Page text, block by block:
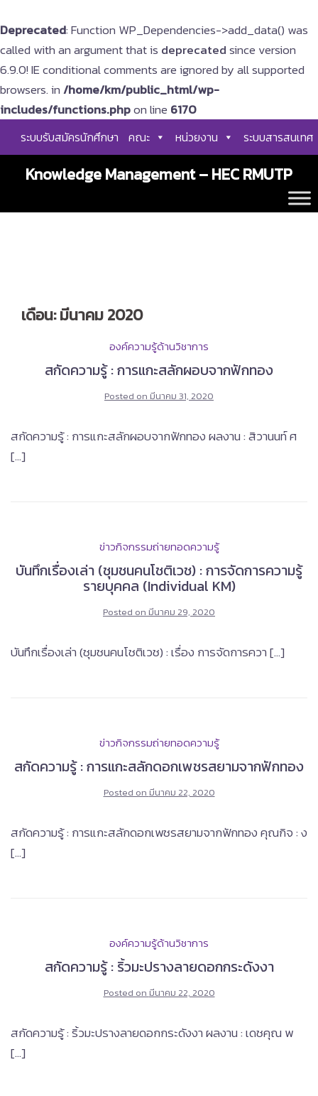
Deprecated: Function WP_Dependencies->add_data() was
called with an argument that is deprecatedsince version
6.9.0! IE conditional comments are ignored by all supported
browsers. in/home/km/public_html/wp-
includes/functions.phpon line 6170
content
ระบบรับสมัครนักศึกษา คณะ หน่วยงาน ระบบสารสนเทศ
Knowledge Management – HEC RMUTP
เดือน:มีนาคม 2020
องค์ความรู้ด้านวิชาการ
สกัดความรู้ : การแกะสลักผอบจากฟักทอง
Posted on มีนาคม 31, 2020
สกัดความรู้ : การแกะสลักผอบจากฟักทอง ผลงาน : สิวานนท์ ศ
[…]
ข่าวกิจกรรมถ่ายทอดความรู้
บันทึกเรื่องเล่า (ชุมชนคนโชติเวช) : การจัดการความรู้
รายบุคคล (Individual KM)
Posted on มีนาคม 29, 2020
บันทึกเรื่องเล่า (ชุมชนคนโชติเวช) : เรื่อง การจัดการควา […]
ข่าวกิจกรรมถ่ายทอดความรู้
สกัดความรู้ : การแกะสลักดอกเพชรสยามจากฟักทอง
Posted on มีนาคม 22, 2020
สกัดความรู้ : การแกะสลักดอกเพชรสยามจากฟักทอง คุณกิจ : ง
[…]
องค์ความรู้ด้านวิชาการ
สกัดความรู้ : ริ้วมะปรางลายดอกกระดังงา
Posted on มีนาคม 22, 2020
สกัดความรู้ : ริ้วมะปรางลายดอกกระดังงา ผลงาน : เดชคุณ พ
[…]